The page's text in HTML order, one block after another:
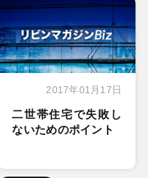
2017年01月17日
二世帯住宅で失敗し
ないためのポイント